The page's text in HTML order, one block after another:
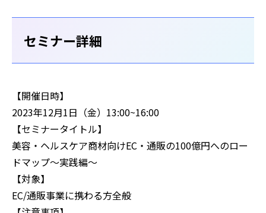
セミナー詳細
【開催日時】
2023年12月1日（金）13:00~16:00
【セミナータイトル】
美容・ヘルスケア商材向けEC・通販の100億円へのロー
ドマップ～実践編～
【対象】
EC/通販事業に携わる方全般